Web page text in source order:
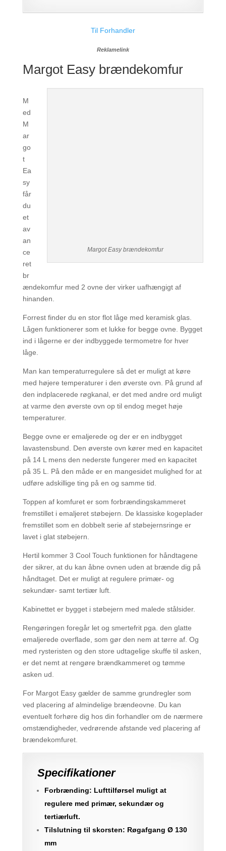
Til Forhandler
Reklamelink
Margot Easy brændekomfur
Margot Easy brændekomfur
M
ed
M
ar
go
t
Ea
sy
får
du
et
av
an
ce
ret
br
ændekomfur med 2 ovne der virker uafhængigt af
hinanden.
Forrest finder du en stor flot låge med keramisk glas.
Lågen funktionerer som et lukke for begge ovne. Bygget
ind i lågerne er der indbyggede termometre for hver
låge.
Man kan temperaturregulere så det er muligt at køre
med højere temperaturer i den øverste ovn. På grund af
den indplacerede røgkanal, er det med andre ord muligt
at varme den øverste ovn op til endog meget høje
temperaturer.
Begge ovne er emaljerede og der er en indbygget
lavastensbund. Den øverste ovn kører med en kapacitet
på 14 L mens den nederste fungerer med en kapacitet
på 35 L. På den måde er en mangesidet mulighed for at
udføre adskillige ting på en og samme tid.
Toppen af komfuret er som forbrændingskammeret
fremstillet i emaljeret støbejern. De klassiske kogeplader
fremstillet som en dobbelt serie af støbejernsringe er
lavet i glat støbejern.
Hertil kommer 3 Cool Touch funktionen for håndtagene
der sikrer, at du kan åbne ovnen uden at brænde dig på
håndtaget. Det er muligt at regulere primær- og
sekundær- samt tertiær luft.
Kabinettet er bygget i støbejern med malede stålsider.
Rengøringen foregår let og smertefrit pga. den glatte
emaljerede overflade, som gør den nem at tørre af. Og
med rysteristen og den store udtagelige skuffe til asken,
er det nemt at rengøre brændkammeret og tømme
asken ud.
For Margot Easy gælder de samme grundregler som
ved placering af almindelige brændeovne. Du kan
eventuelt forhøre dig hos din forhandler om de nærmere
omstændigheder, vedrørende afstande ved placering af
brændekomfuret.
Specifikationer
Forbrænding: Lufttilførsel muligt at
regulere med primær, sekundær og
tertiærluft.
Tilslutning til skorsten: Røgafgang Ø 130
mm